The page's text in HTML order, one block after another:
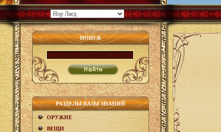
ПОИСК
РАЗДЕЛЫ БАЗЫ ЗНАНИЙ
ОРУЖИЕ
ВЕЩИ